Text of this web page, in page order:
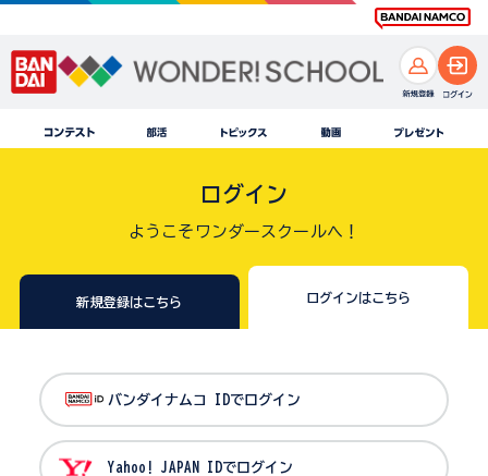
ログイン
ようこそワンダースクールへ！
新規登録はこちら ログインはこちら
バンダイナムコ IDでログイン
Yahoo! JAPAN IDでログイン